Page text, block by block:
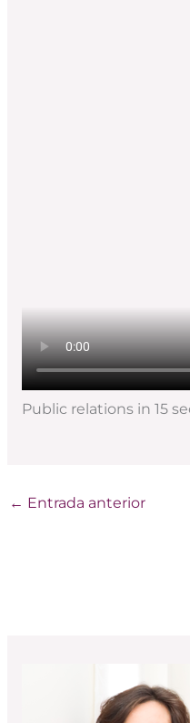
Public relations in 15
← Entrada anterior